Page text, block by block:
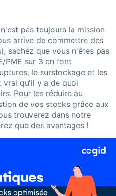
pas toujours la mission
arrive de commettre des
sachez que vous n'êtes pas
PME sur 3 en font
le surstockage et les
vrai qu'il y a de quoi
Pour les réduire au
de vos stocks grâce aux
trouverez dans notre
que des avantages !